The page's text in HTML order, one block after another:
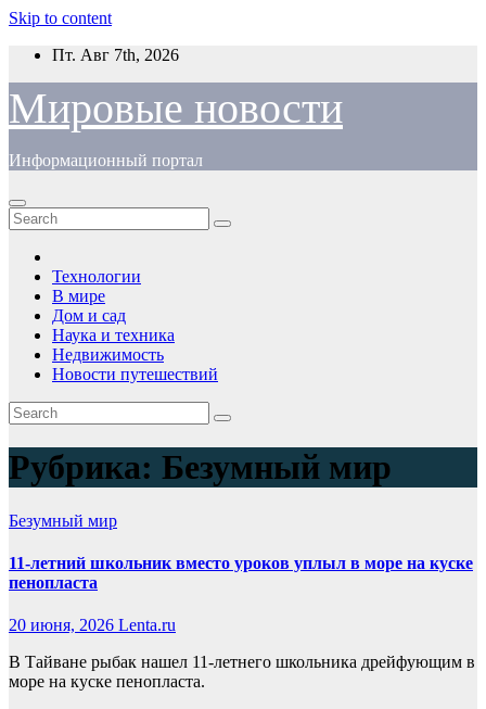
Skip to content
Пт. Авг 7th, 2026
Мировые новости
Информационный портал
Технологии
В мире
Дом и сад
Наука и техника
Недвижимость
Новости путешествий
Рубрика: Безумный мир
Безумный мир
11-летний школьник вместо уроков уплыл в море на куске
пенопласта
20 июня, 2026 Lenta.ru
В Тайване рыбак нашел 11-летнего школьника дрейфующим в
море на куске пенопласта.